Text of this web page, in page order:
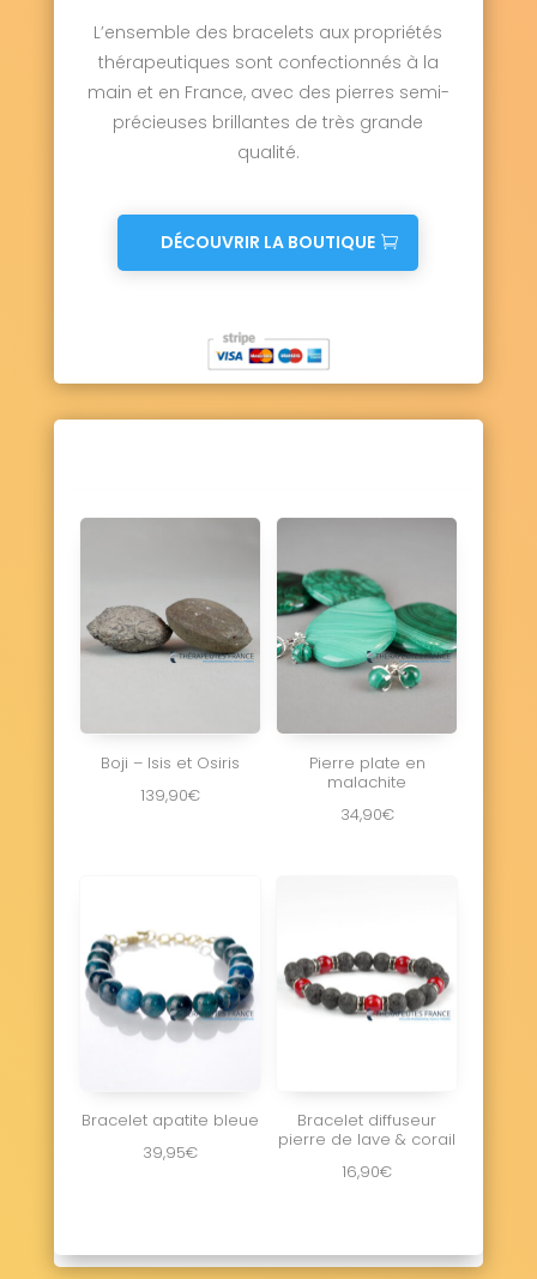
L’ensemble des bracelets aux propriétés
thérapeutiques sont confectionnés à la
main et en France, avec des pierres semi-
précieuses brillantes de très grande
qualité.
DÉCOUVRIR LA BOUTIQUE
Boji – Isis et Osiris
139,90€
Pierre plate en
malachite
34,90€
Bracelet apatite bleue
39,95€
Bracelet diffuseur
pierre de lave & corail
16,90€